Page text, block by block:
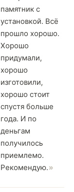
памятник с
установкой. Всё
прошло хорошо.
Хорошо
придумали,
хорошо
изготовили,
хорошо стоит
спустя больше
года. И по
деньгам
получилось
приемлемо.
Рекомендую.